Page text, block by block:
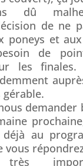
dû
de ne
poneys et
de
les finales.
gérable.
demander
au
vous
très